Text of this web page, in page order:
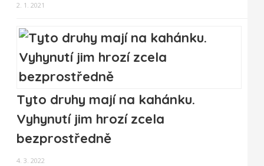
2. 1. 2021
Tyto druhy mají na kahánku.
Vyhynutí jim hrozí zcela
bezprostředně
4. 3. 2022